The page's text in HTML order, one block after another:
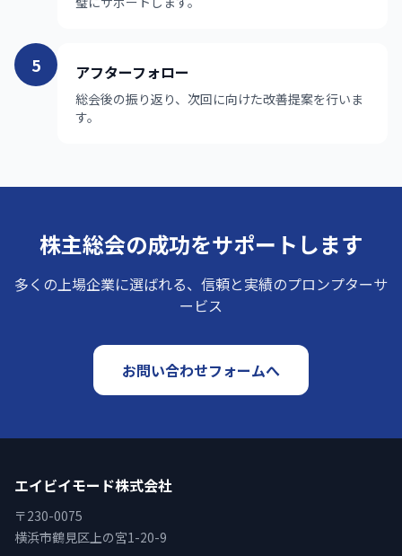
5 アフターフォロー
総会後の振り返り、次回に向けた改善提案を行いま
す。
株主総会の成功をサポートします
多くの上場企業に選ばれる、信頼と実績のプロンプターサ
ービス
お問い合わせフォームへ
エイビイモード株式会社
〒230-0075
横浜市鶴見区上の宮1-20-9